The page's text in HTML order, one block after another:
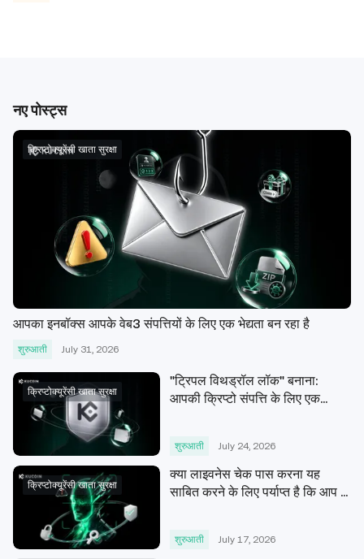
नए पोस्ट्स
क्रिप्टोक्यूरेंसी खाता सुरक्षा
आपका इनबॉक्स आपके वेब3 संपत्तियों के लिए एक भेद्यता बन रहा है
शुरुआती July 31, 2026
क्रिप्टोक्यूरेंसी खाता सुरक्षा
"ट्रिपल विथड्रॉल लॉक" बनाना:
आपकी क्रिप्टो संपत्ति के लिए एक
शुरुआती July 24, 2026
क्रिप्टोक्यूरेंसी खाता सुरक्षा
क्या लाइवनेस चेक पास करना यह
साबित करने के लिए पर्याप्त है कि आप ही
शुरुआती July 17, 2026